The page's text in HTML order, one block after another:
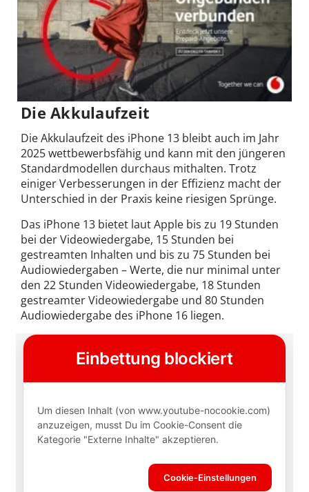
Die Akkulaufzeit
Die Akkulaufzeit des iPhone 13 bleibt auch im Jahr
2025 wettbewerbsfähig und kann mit den jüngeren
Standardmodellen durchaus mithalten. Trotz
einiger Verbesserungen in der Effizienz macht der
Unterschied in der Praxis keine riesigen Sprünge.
Das iPhone 13 bietet laut Apple bis zu 19 Stunden
bei der Videowiedergabe, 15 Stunden bei
gestreamten Inhalten und bis zu 75 Stunden bei
Audiowiedergaben – Werte, die nur minimal unter
den 22 Stunden Videowiedergabe, 18 Stunden
gestreamter Videowiedergabe und 80 Stunden
Audiowiedergabe des iPhone 16 liegen.